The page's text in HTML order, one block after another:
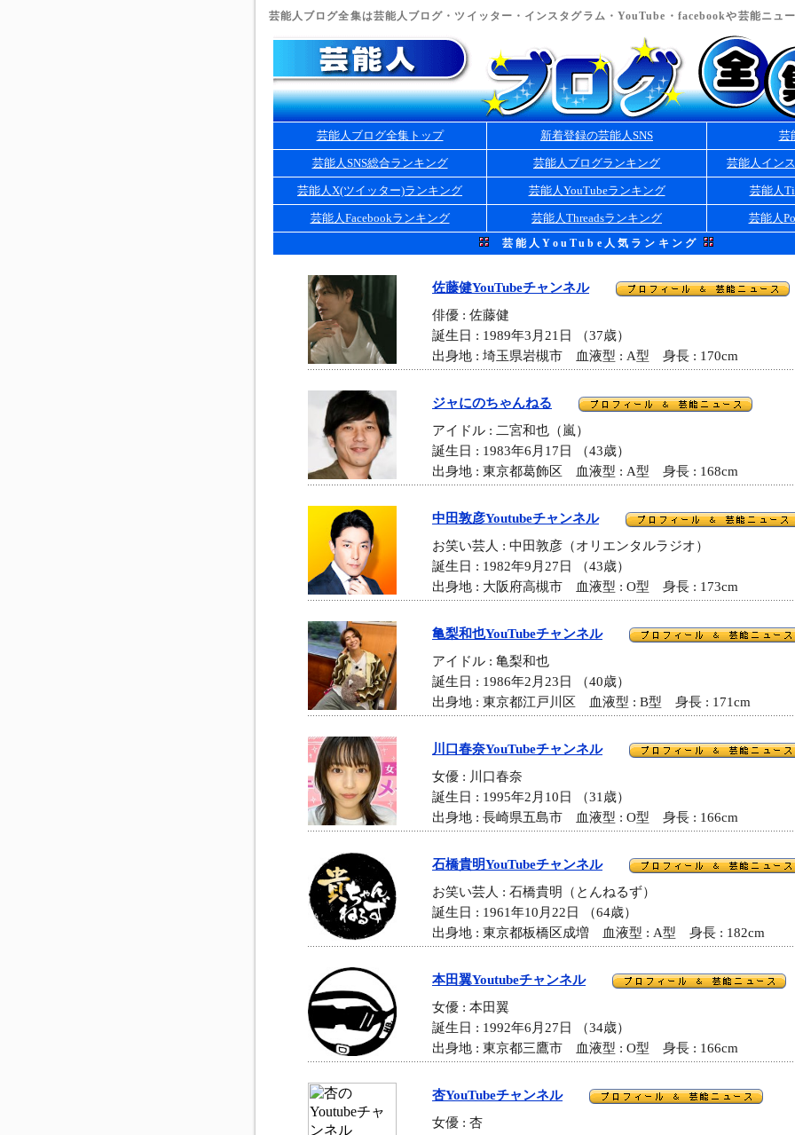
芸能人ブログ全集は芸能人ブログ・ツイッター・インスタグラム・YouTube・facebookや芸能ニュ
芸能人ブログ全集トップ 新着登録の芸能人SNS 芸
芸能人SNS総合ランキング 芸能人ブログランキング 芸能人イン
芸能人X(ツイッター)ランキング 芸能人YouTubeランキング 芸能人
芸能人Facebookランキング 芸能人Threadsランキング 芸能人
芸能人YouTube人気ランキング
佐藤健YouTubeチャンネル
俳優 : 佐藤健
誕生日 : 1989年3月21日 （37歳）
出身地 : 埼玉県岩槻市 血液型 : A型 身長 : 170cm
ジャにのちゃんねる
アイドル : 二宮和也（嵐）
誕生日 : 1983年6月17日 （43歳）
出身地 : 東京都葛飾区 血液型 : A型 身長 : 168cm
中田敦彦Youtubeチャンネル
お笑い芸人 : 中田敦彦（オリエンタルラジオ）
誕生日 : 1982年9月27日 （43歳）
出身地 : 大阪府高槻市 血液型 : O型 身長 : 173cm
亀梨和也YouTubeチャンネル
アイドル : 亀梨和也
誕生日 : 1986年2月23日 （40歳）
出身地 : 東京都江戸川区 血液型 : B型 身長 : 171cm
川口春奈YouTubeチャンネル
女優 : 川口春奈
誕生日 : 1995年2月10日 （31歳）
出身地 : 長崎県五島市 血液型 : O型 身長 : 166cm
石橋貴明YouTubeチャンネル
お笑い芸人 : 石橋貴明（とんねるず）
誕生日 : 1961年10月22日 （64歳）
出身地 : 東京都板橋区成増 血液型 : A型 身長 : 182cm
本田翼Youtubeチャンネル
女優 : 本田翼
誕生日 : 1992年6月27日 （34歳）
出身地 : 東京都三鷹市 血液型 : O型 身長 : 166cm
杏YouTubeチャンネル
女優 : 杏